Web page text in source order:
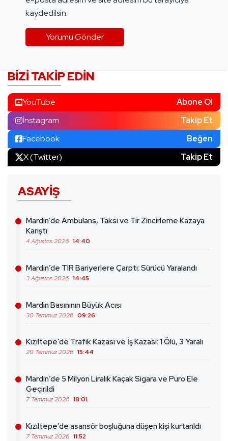
kaydedilsin.
BIZI TAKIP EDIN
YouTube
Abone Ol
İnstagram
Takip Et
Facebook
Beğen
X (Twitter)
Takip Et
ASAYIŞ
Mardin’de Ambulans, Taksi ve Tır Zincirleme Kazaya
Karıştı
4 Ağustos 2026 14:40
Mardin’de TIR Bariyerlere Çarptı: Sürücü Yaralandı
3 Ağustos 2026 14:45
Mardin Basınının Büyük Acısı
30 Temmuz 2026 09:26
Kızıltepe’de Trafik Kazası ve İş Kazası: 1 Ölü, 3 Yaralı
20 Temmuz 2026 15:44
Mardin’de 5 Milyon Liralık Kaçak Sigara ve Puro Ele
Geçirildi
7 Temmuz 2026 18:01
Kızıltepe’de asansör boşluğuna düşen kişi kurtarıldı
7 Temmuz 2026 11:52